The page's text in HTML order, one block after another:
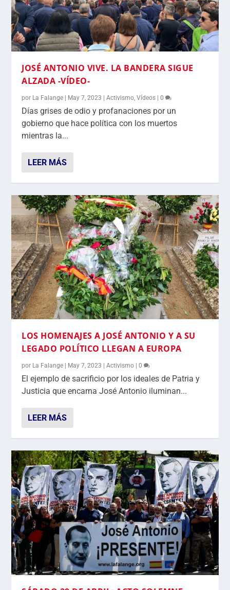
JOSÉ ANTONIO VIVE. LA BANDERA SIGUE
ALZADA -VÍDEO-
por La Falange | May 7, 2023 |Activismo ,Vídeos |0
Días grises de odio y profanaciones por un
gobierno que hace política con los muertos
mientras la...
LEER MÁS
LOS HOMENAJES A JOSÉ ANTONIO Y A SU
LEGADO POLÍTICO LLEGAN A EUROPA
por La Falange May 7, 2023 |Activismo |0
El ejemplo de sacrificio por los ideales de Patria y
Justicia que encarna José Antonio iluminan...
LEER MÁS